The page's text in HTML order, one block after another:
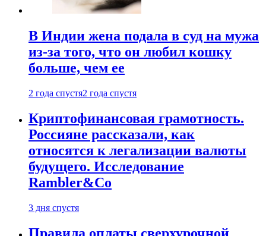
В Индии жена подала в суд на мужа
из-за того, что он любил кошку
больше, чем ее
2 года спустя2 года спустя
Криптофинансовая грамотность.
Россияне рассказали, как
относятся к легализации валюты
будущего. Исследование
Rambler&Co
3 дня спустя